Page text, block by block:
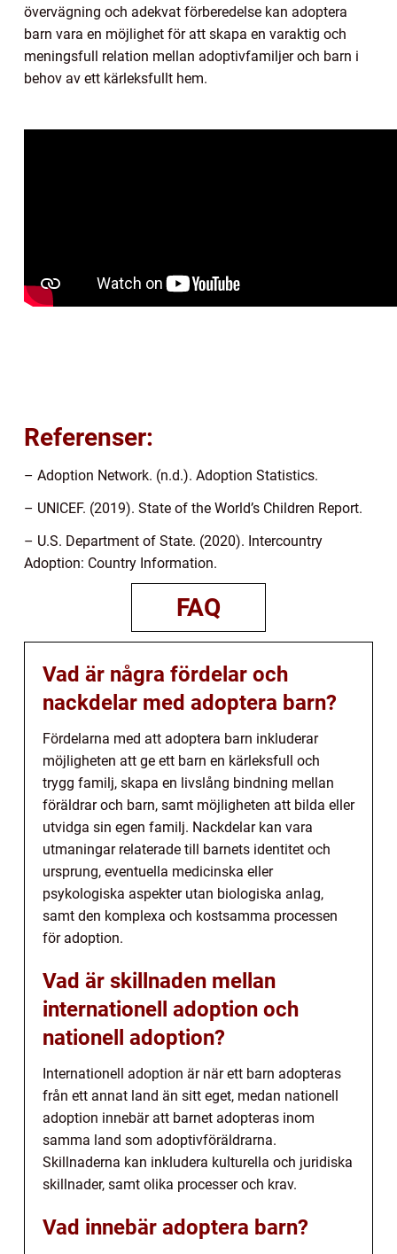
övervägning och adekvat förberedelse kan adoptera
barn vara en möjlighet för att skapa en varaktig och
meningsfull relation mellan adoptivfamiljer och barn i
behov av ett kärleksfullt hem.
Referenser:
– Adoption Network. (n.d.). Adoption Statistics.
– UNICEF. (2019). State of the World’s Children Report.
– U.S. Department of State. (2020). Intercountry
Adoption: Country Information.
FAQ
Vad är några fördelar och
nackdelar med adoptera barn?
Fördelarna med att adoptera barn inkluderar
möjligheten att ge ett barn en kärleksfull och
trygg familj, skapa en livslång bindning mellan
föräldrar och barn, samt möjligheten att bilda eller
utvidga sin egen familj. Nackdelar kan vara
utmaningar relaterade till barnets identitet och
ursprung, eventuella medicinska eller
psykologiska aspekter utan biologiska anlag,
samt den komplexa och kostsamma processen
för adoption.
Vad är skillnaden mellan
internationell adoption och
nationell adoption?
Internationell adoption är när ett barn adopteras
från ett annat land än sitt eget, medan nationell
adoption innebär att barnet adopteras inom
samma land som adoptivföräldrarna.
Skillnaderna kan inkludera kulturella och juridiska
skillnader, samt olika processer och krav.
Vad innebär adoptera barn?